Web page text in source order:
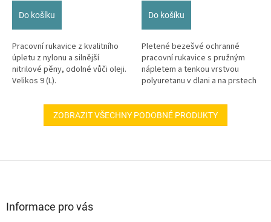
Do košíku
Pracovní rukavice z kvalitního
úpletu z nylonu a silnější
nitrilové pěny, odolné vůči oleji.
Velikos 9 (L).
Do košíku
Pletené bezešvé ochranné
pracovní rukavice s pružným
nápletem a tenkou vrstvou
polyuretanu v dlani a na prstech
ZOBRAZIT VŠECHNY PODOBNÉ PRODUKTY
Informace pro vás